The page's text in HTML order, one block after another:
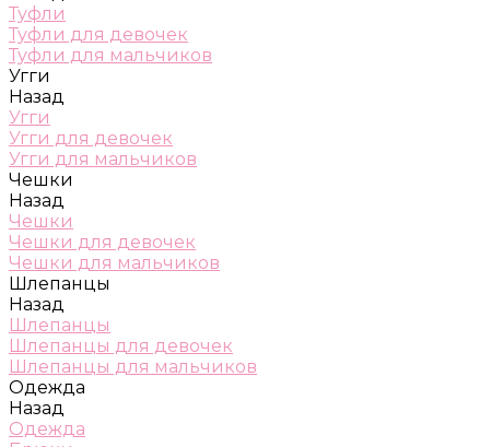
Туфли
Туфли для девочек
Туфли для мальчиков
Угги
Назад
Угги
Угги для девочек
Угги для мальчиков
Чешки
Назад
Чешки
Чешки для девочек
Чешки для мальчиков
Шлепанцы
Назад
Шлепанцы
Шлепанцы для девочек
Шлепанцы для мальчиков
Одежда
Назад
Одежда